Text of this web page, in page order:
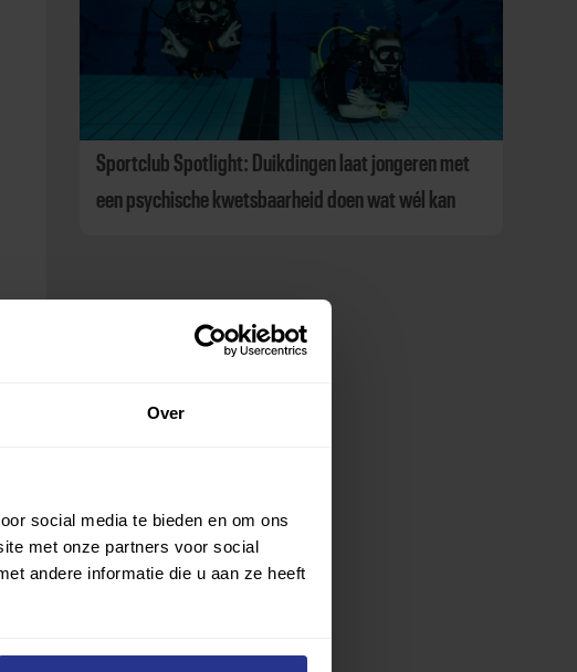
Over
social media te bieden en om ons
met onze partners voor social
andere informatie die u aan ze heeft
Sportclub Spotlight: Duikdingen laat jongeren met
een psychische kwetsbaarheid doen wat wél kan